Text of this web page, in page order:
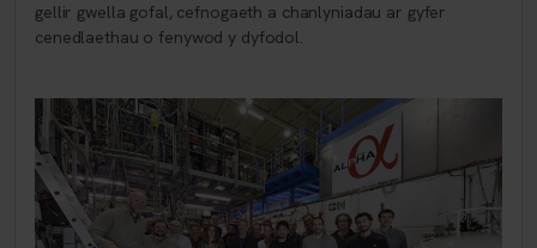
gellir gwella gofal, cefnogaeth a chanlyniadau ar gyfer
cenedlaethau o fenywod y dyfodol.